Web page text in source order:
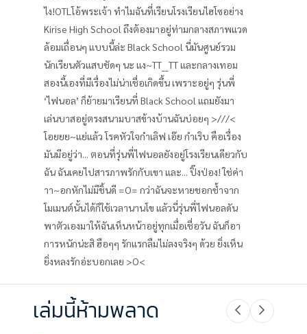
ไง!OTLโอ้พระเจ้า ทำไมฉันที่เรียนโรงเรียนไฮโซอย่าง
Kirise High School ถึงต้องมาอยู่ท่ามกลางสภาพแวด
ล้อมเถื่อนๆ แบบนี้ล่ะ Black School นี่มันศูนย์รวม
นักเรียนตัวแสบชัดๆ นะ แง~TT__TT และกลางเทอม
สองนี้เองที่มีเรื่องไม่น่าเชื่อเกิดขึ้น เพราะอยู่ๆ รุ่นพี่
‘ไฟนอล’ ก็ย้ายมาเรียนที่ Black School แถมยังมา
เล่นบาสอยู่ตรงสนามบาสข้างบ้านฉันบ่อยๆ >///<
โอยยย~แย่แล้ว โรคหัวใจกำเลิฟ เอ๊ย กำเริบ คือเรื่อง
มันมีอยู่ว่า... ตอนที่รุ่นพี่ไฟนอลยังอยู่โรงเรียนเดียวกับ
ฉัน ฉันเคยไปสารภาพรักกับเขา และ... ปิ๊งป่อง! ใช่ค่า
าา~อกหักไม่มีชิ้นดี =O= กว่าฉันจะหายชอกช้ำจาก
โมเมนต์นั้นได้ก็ใช้เวลานานโข แล้วนี่รุ่นพี่ไฟนอลดัน
พาตัวเองมาให้ฉันเห็นหน้าอยู่ทุกเมื่อเชื่อวัน ฉันก็อา
การหนักน่ะสิ ฮือๆๆ รักแรกลืมไม่ลงจริงๆ ด้วย ยิ่งเห็น
ยิ่งหลงรักอ่ะบอกเลย >O<
เล่มนี้ห้ามพลาด